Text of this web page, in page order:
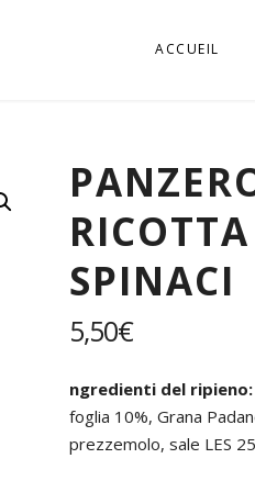
ACCUEIL
RICOTTA
SPINACI
5,50€
ngredienti del ripieno:
foglia 10%, Grana
prezzemolo, sale LES